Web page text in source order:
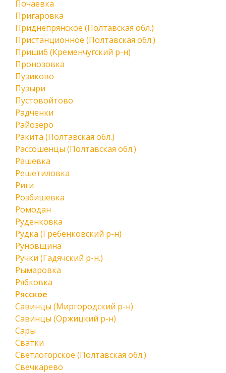
Почаевка
Пригаровка
Приднепрянское (Полтавская обл.)
Пристанционное (Полтавская обл.)
Пришиб (Кременчугский р-н)
Пронозовка
Пузиково
Пузыри
Пустовойтово
Радченки
Райозеро
Ракита (Полтавская обл.)
Рассошенцы (Полтавская обл.)
Рашевка
Решетиловка
Риги
Розбишевка
Ромодан
Руденковка
Рудка (Гребёнковский р-н)
Руновщина
Ручки (Гадячский р-н.)
Рымаровка
Рябковка
Рясское
Савинцы (Миргородский р-н)
Савинцы (Оржицкий р-н)
Сары
Сватки
Светлогорское (Полтавская обл.)
Свечкарево